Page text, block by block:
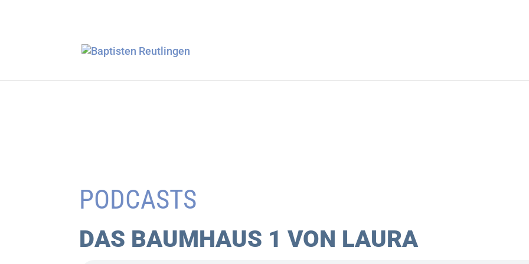
PODCASTS
DAS BAUMHAUS 1 VON LAURA